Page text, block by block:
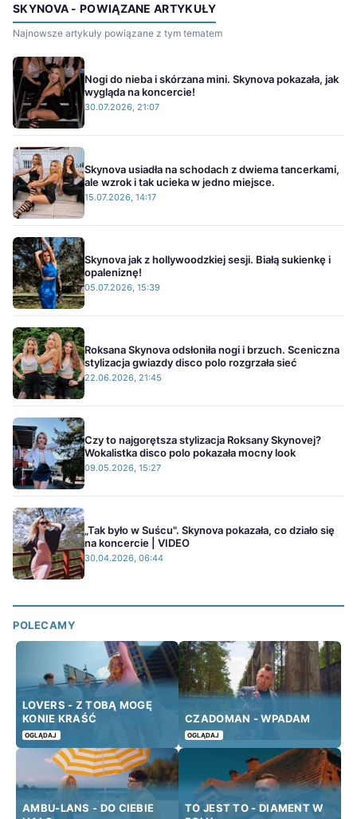
SKYNOVA - POWIĄZANE ARTYKUŁY
Najnowsze artykuły powiązane z tym tematem
Nogi do nieba i skórzana mini. Skynova pokazała, jak
wygląda na koncercie!
30.07.2026, 21:07
Skynova usiadła na schodach z dwiema tancerkami,
ale wzrok i tak ucieka w jedno miejsce.
15.07.2026, 14:17
Skynova jak z hollywoodzkiej sesji. Białą sukienkę i
opaleniznę!
05.07.2026, 15:39
Roksana Skynova odsłoniła nogi i brzuch. Sceniczna
stylizacja gwiazdy disco polo rozgrzała sieć
22.06.2026, 21:45
Czy to najgorętsza stylizacja Roksany Skynovej?
Wokalistka disco polo pokazała mocny look
09.05.2026, 15:27
„Tak było w Suścu". Skynova pokazała, co działo się
na koncercie | VIDEO
30.04.2026, 06:44
POLECAMY
LOVERS - Z TOBĄ MOGĘ
KONIE KRAŚĆ
OGLĄDAJ
CZADOMAN - WPADAM
OGLĄDAJ
AMBU-LANS - DO CIEBIE
TO JEST TO - DIAMENT W